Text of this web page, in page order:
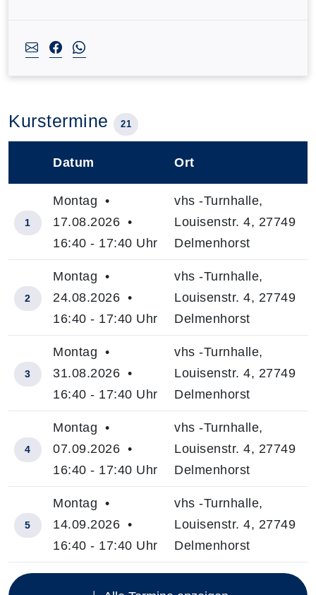
Kurstermine 21
Insgesamt gibt es 21 Termine zum diesen Kurs
Datum Ort
1
Montag •
17.08.2026 •
16:40 - 17:40 Uhr
vhs -Turnhalle,
Louisenstr. 4, 27749
Delmenhorst
2
Montag •
24.08.2026 •
16:40 - 17:40 Uhr
vhs -Turnhalle,
Louisenstr. 4, 27749
Delmenhorst
3
Montag •
31.08.2026 •
16:40 - 17:40 Uhr
vhs -Turnhalle,
Louisenstr. 4, 27749
Delmenhorst
4
Montag •
07.09.2026 •
16:40 - 17:40 Uhr
vhs -Turnhalle,
Louisenstr. 4, 27749
Delmenhorst
5
Montag •
14.09.2026 •
16:40 - 17:40 Uhr
vhs -Turnhalle,
Louisenstr. 4, 27749
Delmenhorst